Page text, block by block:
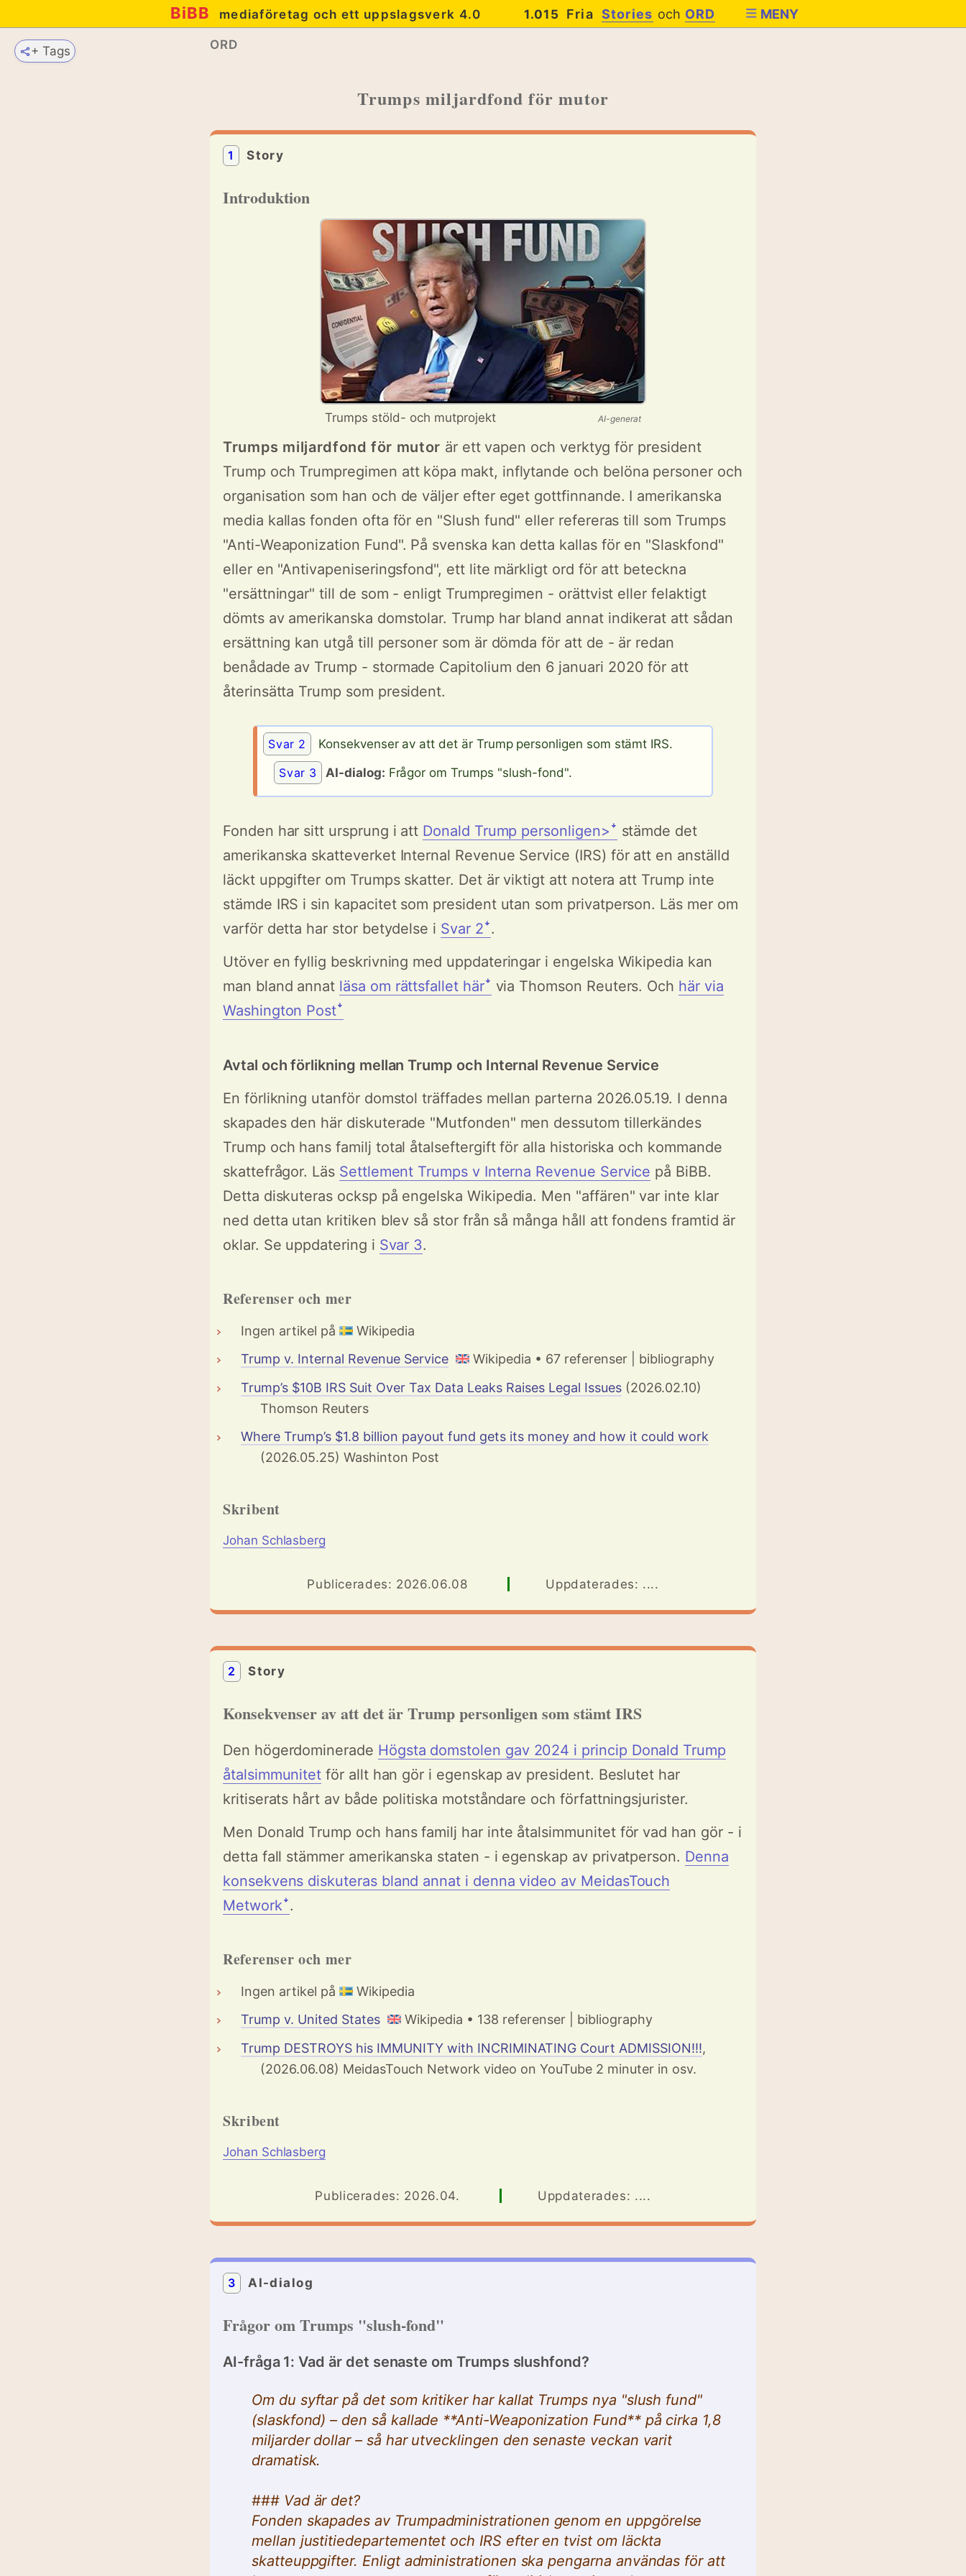
BiBB mediaföretag och ett uppslagsverk 4.0 1.015 Fria Stories och ORD MENY
+ Tags ORD
Trumps miljardfond för mutor
1 Story
Introduktion
Trumps stöld- och mutprojekt AI-generat
Trumps miljardfond för mutor är ett vapen och verktyg för president
Trump och Trumpregimen att köpa makt, inflytande och belöna personer och
organisation som han och de väljer efter eget gottfinnande. I amerikanska
media kallas fonden ofta för en "Slush fund" eller refereras till som Trumps
"Anti-Weaponization Fund". På svenska kan detta kallas för en "Slaskfond"
eller en "Antivapeniseringsfond", ett lite märkligt ord för att beteckna
"ersättningar" till de som - enligt Trumpregimen - orättvist eller felaktigt
dömts av amerikanska domstolar. Trump har bland annat indikerat att sådan
ersättning kan utgå till personer som är dömda för att de - är redan
benådade av Trump - stormade Capitolium den 6 januari 2020 för att
återinsätta Trump som president.
Svar 2
Konsekvenser av att det är Trump personligen som stämt IRS.
Svar 3
AI-dialog: Frågor om Trumps "slush-fond".
Fonden har sitt ursprung i att Donald Trump personligen>ꜜ stämde det
amerikanska skatteverket Internal Revenue Service (IRS) för att en anställd
läckt uppgifter om Trumps skatter. Det är viktigt att notera att Trump inte
stämde IRS i sin kapacitet som president utan som privatperson. Läs mer om
varför detta har stor betydelse i Svar 2ꜜ.
Utöver en fyllig beskrivning med uppdateringar i engelska Wikipedia kan
man bland annat läsa om rättsfallet härꜜ via Thomson Reuters. Och här via
Washington Postꜜ
Avtal och förlikning mellan Trump och Internal Revenue Service
En förlikning utanför domstol träffades mellan parterna 2026.05.19. I denna
skapades den här diskuterade "Mutfonden" men dessutom tillerkändes
Trump och hans familj total åtalseftergift för alla historiska och kommande
skattefrågor. Läs Settlement Trumps v Interna Revenue Service på BiBB.
Detta diskuteras ocksp på engelska Wikipedia. Men "affären" var inte klar
ned detta utan kritiken blev så stor från så många håll att fondens framtid är
oklar. Se uppdatering i Svar 3.
Referenser och mer
Ingen artikel på
Wikipedia
Trump v. Internal Revenue Service
Wikipedia • 67 referenser | bibliography
Trump’s $10B IRS Suit Over Tax Data Leaks Raises Legal Issues (2026.02.10)
Thomson Reuters
Where Trump’s $1.8 billion payout fund gets its money and how it could work
(2026.05.25) Washinton Post
Skribent
Johan Schlasberg
Publicerades: 2026.06.08 Uppdaterades: ....
2 Story
Konsekvenser av att det är Trump personligen som stämt IRS
Den högerdominerade Högsta domstolen gav 2024 i princip Donald Trump
åtalsimmunitet för allt han gör i egenskap av president. Beslutet har
kritiserats hårt av både politiska motståndare och författningsjurister.
Men Donald Trump och hans familj har inte åtalsimmunitet för vad han gör - i
detta fall stämmer amerikanska staten - i egenskap av privatperson. Denna
konsekvens diskuteras bland annat i denna video av MeidasTouch
Metworkꜜ.
Referenser och mer
Ingen artikel på
Wikipedia
Trump v. United States
Wikipedia • 138 referenser | bibliography
Trump DESTROYS his IMMUNITY with INCRIMINATING Court ADMISSION!!!,
(2026.06.08) MeidasTouch Network video on YouTube 2 minuter in osv.
Skribent
Johan Schlasberg
Publicerades: 2026.04. Uppdaterades: ....
3 AI-dialog
Frågor om Trumps "slush-fond"
AI-fråga 1: Vad är det senaste om Trumps slushfond?
Om du syftar på det som kritiker har kallat Trumps nya "slush fund"
(slaskfond) – den så kallade **Anti-Weaponization Fund** på cirka 1,8
miljarder dollar – så har utvecklingen den senaste veckan varit
dramatisk.
### Vad är det?
Fonden skapades av Trumpadministrationen genom en uppgörelse
mellan justitiedepartementet och IRS efter en tvist om läckta
skatteuppgifter. Enligt administrationen ska pengarna användas för att